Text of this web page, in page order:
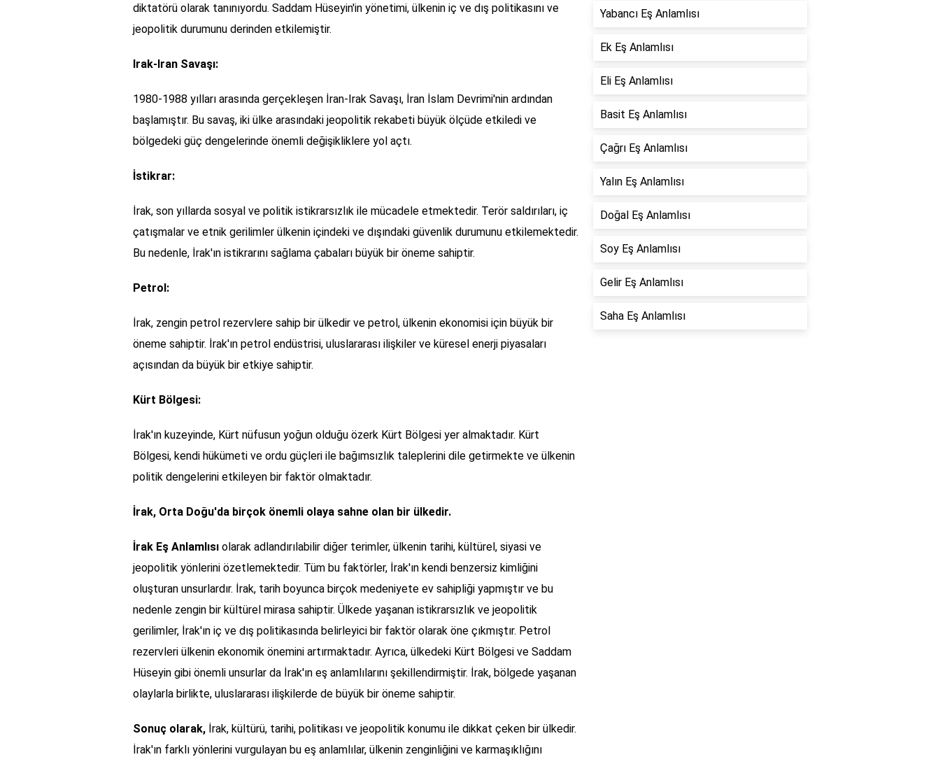
diktatörü olarak tanınıyordu. Saddam Hüseyin'in yönetimi, ülkenin iç ve dış politikasını ve
jeopolitik durumunu derinden etkilemiştir.
Irak-Iran Savaşı:
1980-1988 yılları arasında gerçekleşen İran-Irak Savaşı, İran İslam Devrimi'nin ardından
başlamıştır. Bu savaş, iki ülke arasındaki jeopolitik rekabeti büyük ölçüde etkiledi ve
bölgedeki güç dengelerinde önemli değişikliklere yol açtı.
İstikrar:
İrak, son yıllarda sosyal ve politik istikrarsızlık ile mücadele etmektedir. Terör saldırıları, iç
çatışmalar ve etnik gerilimler ülkenin içindeki ve dışındaki güvenlik durumunu etkilemektedir.
Bu nedenle, İrak'ın istikrarını sağlama çabaları büyük bir öneme sahiptir.
Petrol:
İrak, zengin petrol rezervlere sahip bir ülkedir ve petrol, ülkenin ekonomisi için büyük bir
öneme sahiptir. İrak'ın petrol endüstrisi, uluslararası ilişkiler ve küresel enerji piyasaları
açısından da büyük bir etkiye sahiptir.
Kürt Bölgesi:
İrak'ın kuzeyinde, Kürt nüfusun yoğun olduğu özerk Kürt Bölgesi yer almaktadır. Kürt
Bölgesi, kendi hükümeti ve ordu güçleri ile bağımsızlık taleplerini dile getirmekte ve ülkenin
politik dengelerini etkileyen bir faktör olmaktadır.
İrak, Orta Doğu'da birçok önemli olaya sahne olan bir ülkedir.
İrak Eş Anlamlısı olarak adlandırılabilir diğer terimler, ülkenin tarihi, kültürel, siyasi ve
jeopolitik yönlerini özetlemektedir. Tüm bu faktörler, İrak'ın kendi benzersiz kimliğini
oluşturan unsurlardır. İrak, tarih boyunca birçok medeniyete ev sahipliği yapmıştır ve bu
nedenle zengin bir kültürel mirasa sahiptir. Ülkede yaşanan istikrarsızlık ve jeopolitik
gerilimler, İrak'ın iç ve dış politikasında belirleyici bir faktör olarak öne çıkmıştır. Petrol
rezervleri ülkenin ekonomik önemini artırmaktadır. Ayrıca, ülkedeki Kürt Bölgesi ve Saddam
Hüseyin gibi önemli unsurlar da İrak'ın eş anlamlılarını şekillendirmiştir. İrak, bölgede yaşanan
olaylarla birlikte, uluslararası ilişkilerde de büyük bir öneme sahiptir.
Sonuç olarak, İrak, kültürü, tarihi, politikası ve jeopolitik konumu ile dikkat çeken bir ülkedir.
İrak'ın farklı yönlerini vurgulayan bu eş anlamlılar, ülkenin zenginliğini ve karmaşıklığını
Yabancı Eş Anlamlısı
Ek Eş Anlamlısı
Eli Eş Anlamlısı
Basit Eş Anlamlısı
Çağrı Eş Anlamlısı
Yalın Eş Anlamlısı
Doğal Eş Anlamlısı
Soy Eş Anlamlısı
Gelir Eş Anlamlısı
Saha Eş Anlamlısı